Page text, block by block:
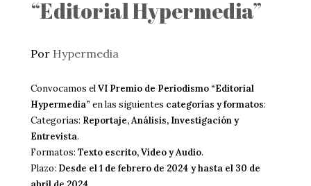
“Editorial Hypermedia”
Por Hypermedia
Convocamos elVI Premio de Periodismo “Editorial
Hypermedia” en las siguientes categorías y formatos:
Categorías: Reportaje, Análisis, Investigación y
Entrevista.
Formatos:Texto escrito, Vídeo y Audio.
Plazo: Desde el 1 de febrero de 2024 y hasta el 30 de